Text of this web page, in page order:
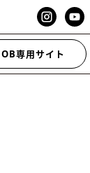
OB専用サイト